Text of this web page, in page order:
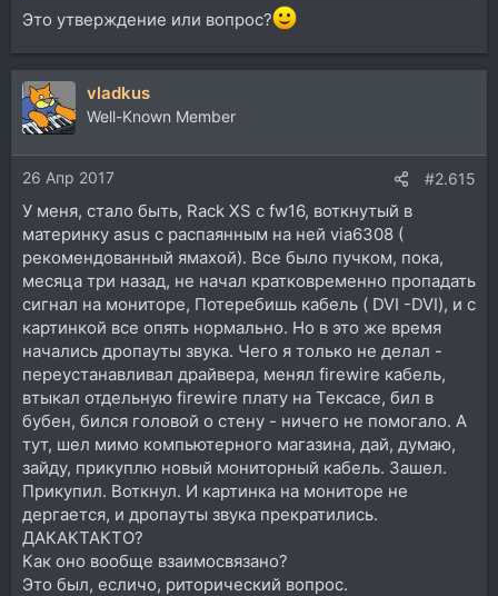
Это утверждение или вопрос?
vladkus
Well-Known Member
26 Апр 2017 #2.615
У меня, стало быть, Rack XS с fw16, воткнутый в
материнку asus с распаянным на ней via6308 (
рекомендованный ямахой). Все было пучком, пока,
месяца три назад, не начал кратковременно пропадать
сигнал на мониторе, Потеребишь кабель ( DVI -DVI), и с
картинкой все опять нормально. Но в это же время
начались дропауты звука. Чего я только не делал -
переустанавливал драйвера, менял firewire кабель,
втыкал отдельную firewire плату на Тексасе, бил в
бубен, бился головой о стену - ничего не помогало. А
тут, шел мимо компьютерного магазина, дай, думаю,
зайду, прикуплю новый мониторный кабель. Зашел.
Прикупил. Воткнул. И картинка на мониторе не
дергается, и дропауты звука прекратились.
ДАКАКТАКТО?
Как оно вообще взаимосвязано?
Это был, есличо, риторический вопрос.